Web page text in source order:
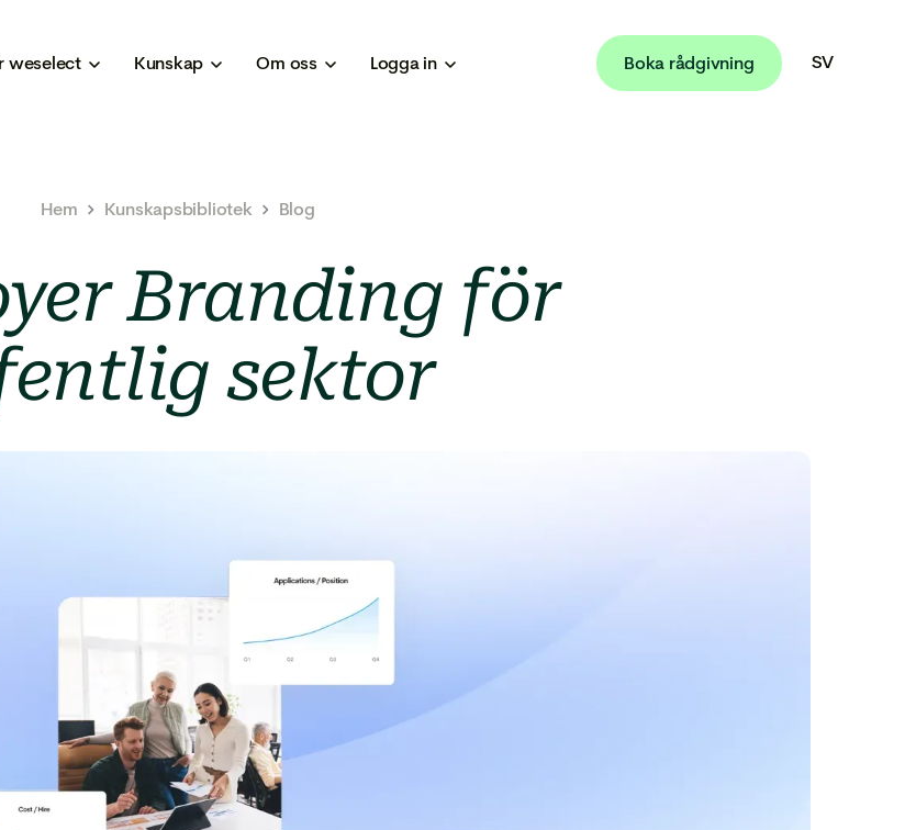
weselect Kunskap Om oss Logga in Boka rådgivning SV
Hem Kunskapsbibliotek Blog
Branding för
sektor